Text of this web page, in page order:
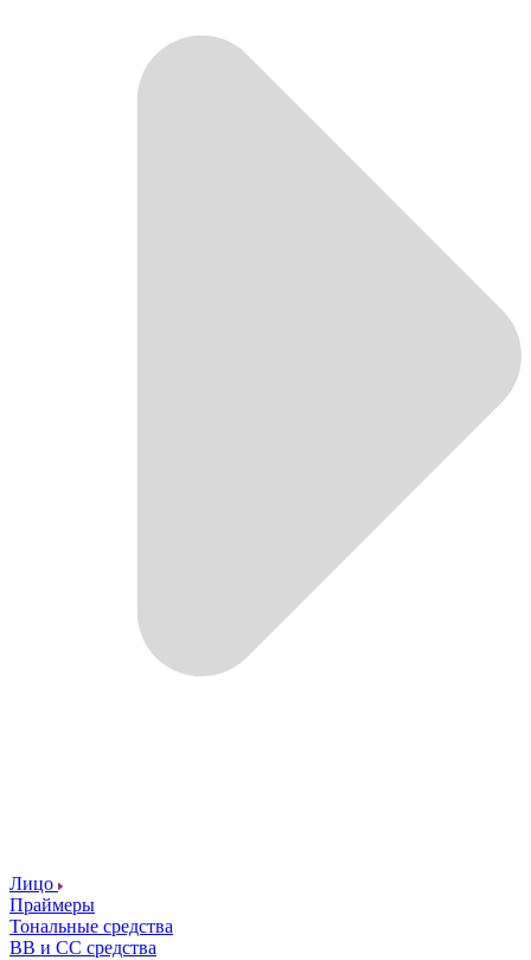
Лицо
Праймеры
Тональные средства
ВВ и СС средства